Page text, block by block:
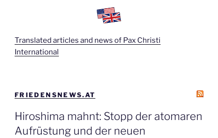
Translated articles and news of Pax Christi
International
FRIEDENSNEWS.AT
Hiroshima mahnt: Stopp der atomaren
Aufrüstung und der neuen